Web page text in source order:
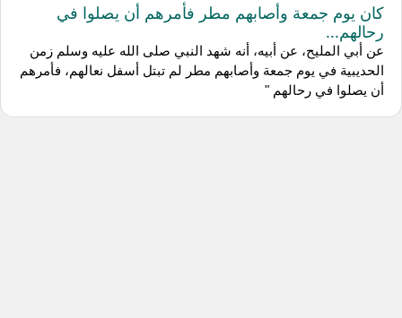
كان يوم جمعة وأصابهم مطر فأمرهم أن يصلوا في
رحالهم...
عن أبي المليح، عن أبيه، أنه شهد النبي صلى الله عليه وسلم زمن
الحديبية في يوم جمعة وأصابهم مطر لم تبتل أسفل نعالهم، فأمرهم
أن يصلوا في رحالهم "